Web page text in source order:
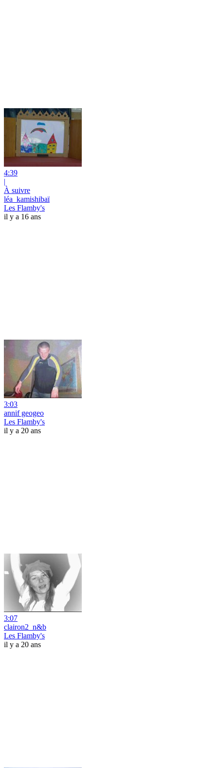
4:39
|
À suivre
léa_kamishibaï
Les Flamby's
il y a 16 ans
3:03
annif geogeo
Les Flamby's
il y a 20 ans
3:07
clairon2_n&b
Les Flamby's
il y a 20 ans